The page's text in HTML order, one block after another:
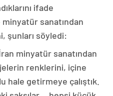
ifade
sanatından
şunları söyledi:
minyatür sanatından
renklerini, içine
hale getirmeye çalıştık.